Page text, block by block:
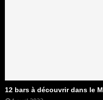
12 bars à découvrir dans le